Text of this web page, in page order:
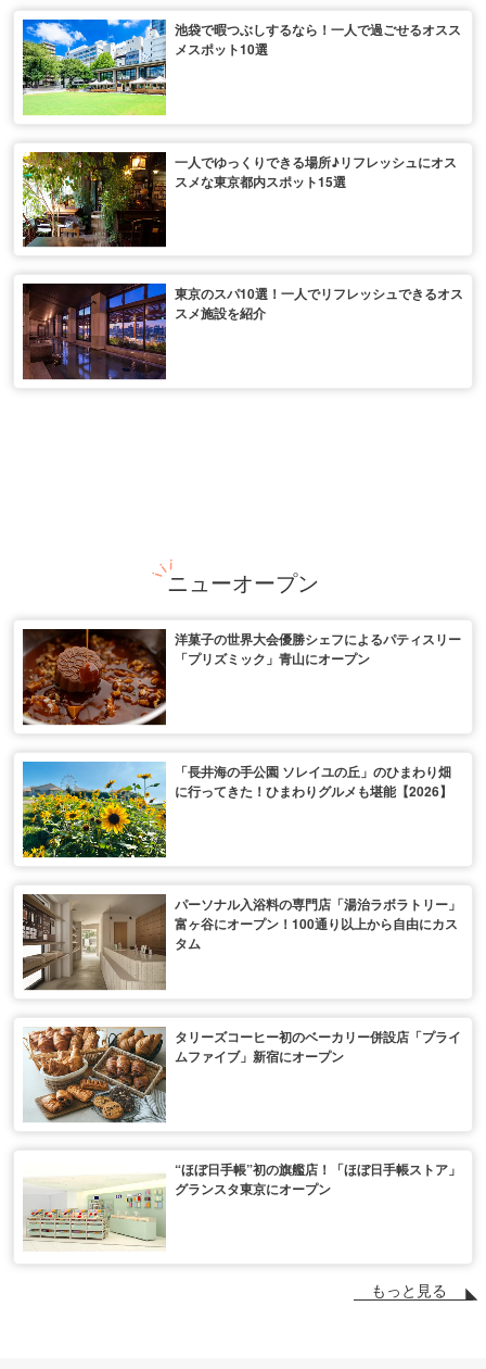
池袋で暇つぶしするなら！一人で過ごせるオスス
メスポット10選
一人でゆっくりできる場所♪リフレッシュにオス
スメな東京都内スポット15選
東京のスパ10選！一人でリフレッシュできるオス
スメ施設を紹介
ニューオープン
洋菓子の世界大会優勝シェフによるパティスリー
「プリズミック」青山にオープン
「長井海の手公園 ソレイユの丘」のひまわり畑
に行ってきた！ひまわりグルメも堪能【2026】
パーソナル入浴料の専門店「湯治ラボラトリー」
富ヶ谷にオープン！100通り以上から自由にカス
タム
タリーズコーヒー初のベーカリー併設店「プライ
ムファイブ」新宿にオープン
“ほぼ日手帳”初の旗艦店！「ほぼ日手帳ストア」
グランスタ東京にオープン
もっと見る